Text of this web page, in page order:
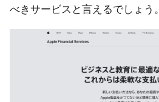
べきサービスと言えるでしょう。